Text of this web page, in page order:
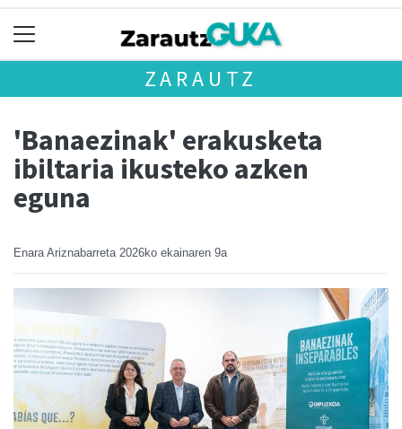
ZARAUTZ
'Banaezinak' erakusketa
ibiltaria ikusteko azken
eguna
Enara Ariznabarreta 2026ko ekainaren 9a